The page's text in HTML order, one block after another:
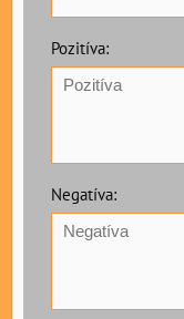
Pozitíva:
Negatíva: